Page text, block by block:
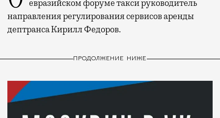
евразийском форуме такси руководитель
направления регулирования сервисов аренды
дептранса Кирилл Федоров.
ПРОДОЛЖЕНИЕ НИЖЕ